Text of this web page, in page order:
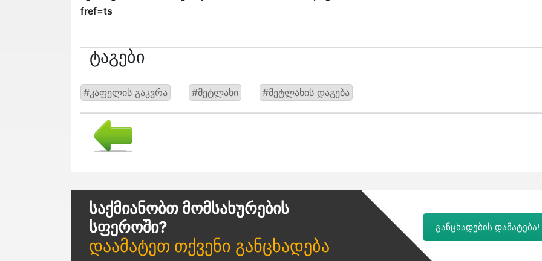
fref=ts
Ტაგები
#კაფელის გაკვრა #მეტლახი #მეტლახის დაგება
Საქმიანობთ Მომსახურების
Სფეროში?
Დაამატეთ Თქვენი Განცხადება
განცხადების დამატება!